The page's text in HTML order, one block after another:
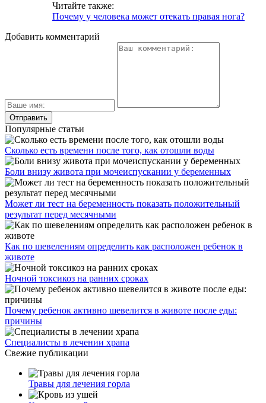
Читайте также:
Почему у человека может отекать правая нога?
Добавить комментарий
Популярные статьи
Сколько есть времени после того, как отошли воды
Боли внизу живота при мочеиспускании у беременных
Может ли тест на беременность показать положительный
результат перед месячными
Как по шевелениям определить как расположен ребенок в
животе
Ночной токсикоз на ранних сроках
Почему ребенок активно шевелится в животе после еды:
причины
Специалисты в лечении храпа
Свежие публикации
Травы для лечения горла